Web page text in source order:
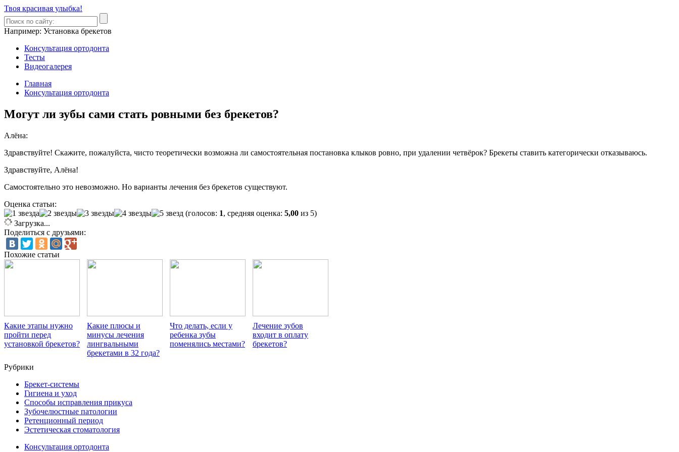
Твоя красивая улыбка!
Например: Установка брекетов
Консультация ортодонта
Тесты
Видеогалерея
Главная
Консультация ортодонта
Могут ли зубы сами стать ровными без брекетов?
Алёна:
Здравствуйте! Скажите, пожалуйста, чисто теоретически возможна ли самостоятельная постановка клыков ровно, при удалении четвёрок? Брекеты ставить категорически отказываюсь.
Здравствуйте, Алёна!
Самостоятельно это невозможно. Но варианты лечения без брекетов существуют.
Оценка статьи:
(голосов: 1, средняя оценка: 5,00 из 5)
Загрузка...
Поделиться с друзьями:
Похожие статьи
Какие этапы нужно
пройти перед
установкой брекетов?
Какие плюсы и
минусы лечения
лингвальными
брекетами в 32 года?
Что делать, если у
ребенка зубы
поменялись местами?
Лечение зубов
входит в оплату
брекетов?
Рубрики
Брекет-системы
Гигиена и уход
Способы исправления прикуса
Зубочелюстные патологии
Ретенционный период
Эстетическая стоматология
Консультация ортодонта